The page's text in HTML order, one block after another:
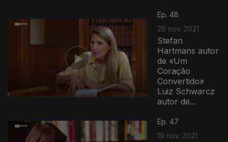
Ep. 48
26 nov. 2021
Stefan
Hartmans autor
de «Um
Coração
Convertido»
Luiz Schwarcz
autor de...
Ep. 47
19 nov. 2021